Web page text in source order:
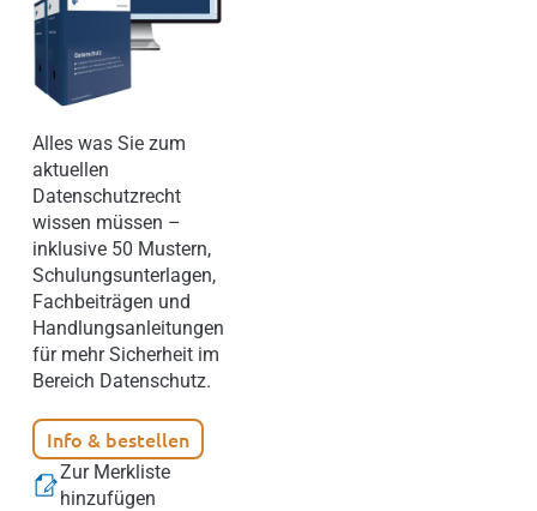
Alles was Sie zum
aktuellen
Datenschutzrecht
wissen müssen –
inklusive 50 Mustern,
Schulungsunterlagen,
Fachbeiträgen und
Handlungsanleitungen
für mehr Sicherheit im
Bereich Datenschutz.
Info & bestellen
Zur Merkliste
hinzufügen